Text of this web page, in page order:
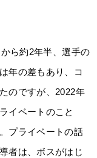
ら約2年半、選手の
年の差もあり、コ
のですが、2022年
イベートのこと
プライベートの話
者は、ボスがはじ